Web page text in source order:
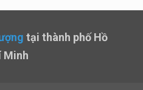
tại thành phố Hồ
Minh